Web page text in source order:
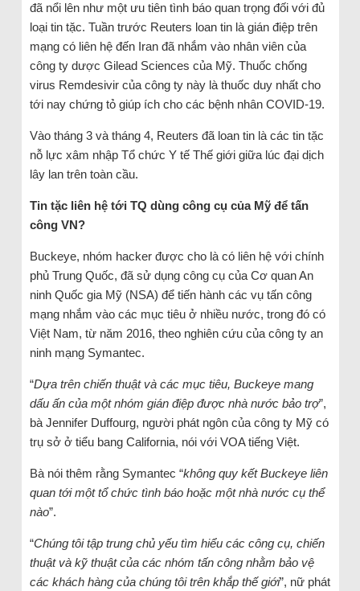
đã nổi lên như một ưu tiên tình báo quan trọng đối với đủ
loại tin tặc. Tuần trước Reuters loan tin là gián điệp trên
mạng có liên hệ đến Iran đã nhắm vào nhân viên của
công ty dược Gilead Sciences của Mỹ. Thuốc chống
virus Remdesivir của công ty này là thuốc duy nhất cho
tới nay chứng tỏ giúp ích cho các bệnh nhân COVID-19.
Vào tháng 3 và tháng 4, Reuters đã loan tin là các tin tặc
nỗ lực xâm nhập Tổ chức Y tế Thế giới giữa lúc đại dịch
lây lan trên toàn cầu.
Tin tặc liên hệ tới TQ dùng công cụ của Mỹ để tấn
công VN?
Buckeye, nhóm hacker được cho là có liên hệ với chính
phủ Trung Quốc, đã sử dụng công cụ của Cơ quan An
ninh Quốc gia Mỹ (NSA) để tiến hành các vụ tấn công
mạng nhắm vào các mục tiêu ở nhiều nước, trong đó có
Việt Nam, từ năm 2016, theo nghiên cứu của công ty an
ninh mạng Symantec.
“Dựa trên chiến thuật và các mục tiêu, Buckeye mang
dấu ấn của một nhóm gián điệp được nhà nước bảo trợ”,
bà Jennifer Duffourg, người phát ngôn của công ty Mỹ có
trụ sở ở tiểu bang California, nói với VOA tiếng Việt.
Bà nói thêm rằng Symantec “không quy kết Buckeye liên
quan tới một tổ chức tình báo hoặc một nhà nước cụ thể
nào”.
“Chúng tôi tập trung chủ yếu tìm hiểu các công cụ, chiến
thuật và kỹ thuật của các nhóm tấn công nhằm bảo vệ
các khách hàng của chúng tôi trên khắp thế giới”, nữ phát